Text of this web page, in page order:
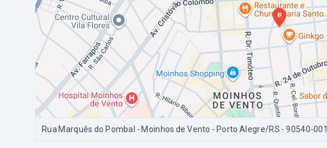
Rua Marquês do Pombal - Moinhos de Vento - Porto Alegre/RS - 90540-001